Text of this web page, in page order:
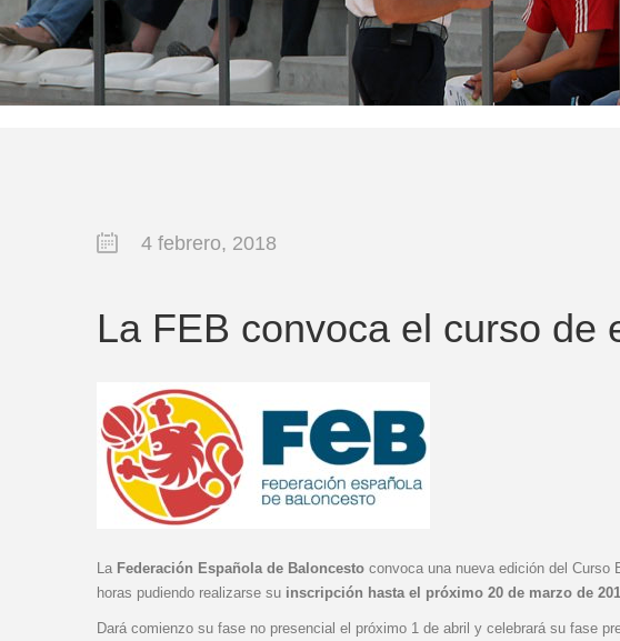
4 febrero, 2018
La FEB convoca el curso de
La Federación Española de Baloncesto convoca una nueva edición del Curso
horas pudiendo realizarse su inscripción hasta el próximo 20 de marzo de
Dará comienzo su fase no presencial el próximo 1 de abril y celebrará su fase